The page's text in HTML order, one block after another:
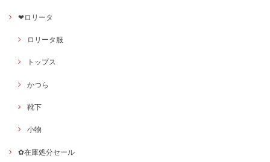
❤ロリータ
ロリータ服
トップス
かつら
靴下
小物
✿在庫処分セール